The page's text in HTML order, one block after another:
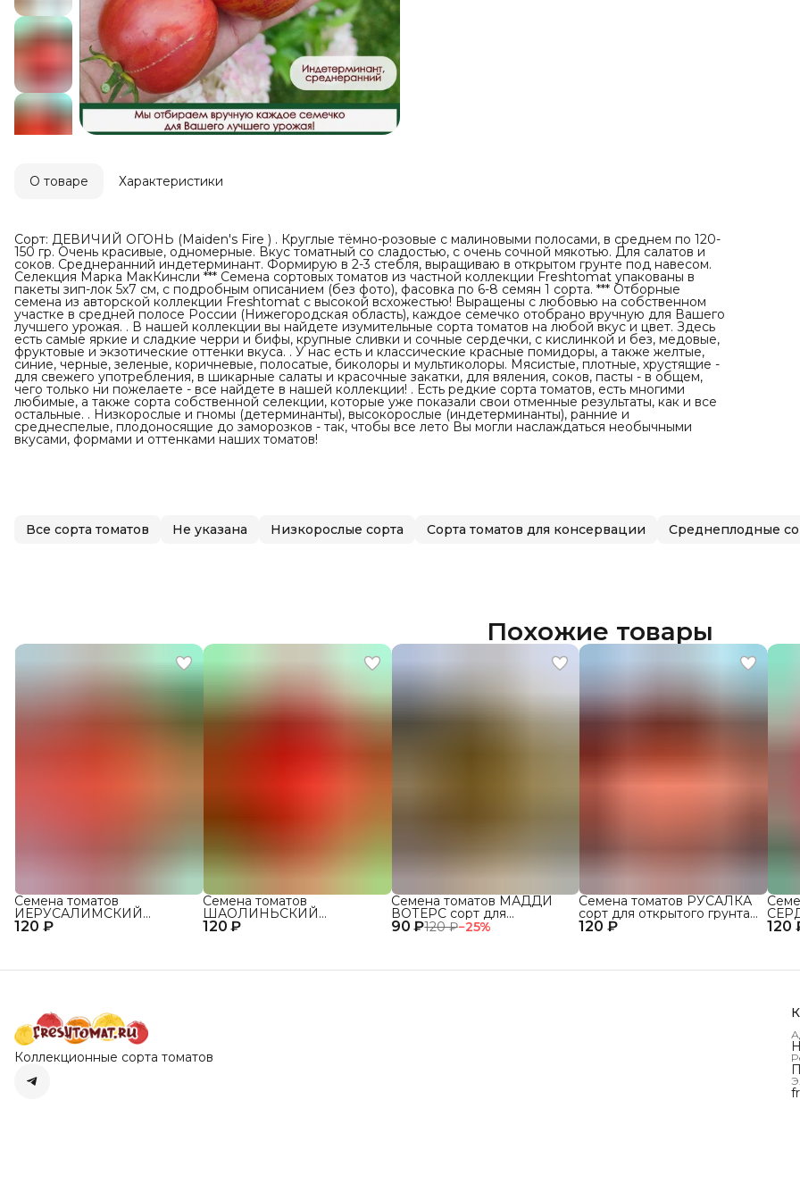
О товаре Характеристики
Сорт: ДЕВИЧИЙ ОГОНЬ (Maiden's Fire ) . Круглые тёмно-розовые с малиновыми полосами, в среднем по 120-
150 гр. Очень красивые, одномерные. Вкус томатный со сладостью, с очень сочной мякотью. Для салатов и
соков. Среднеранний индетерминант. Формирую в 2-3 стебля, выращиваю в открытом грунте под навесом.
Селекция Марка МакКинсли *** Семена сортовых томатов из частной коллекции Freshtomat упакованы в
пакеты зип-лок 5х7 см, с подробным описанием (без фото), фасовка по 6-8 семян 1 сорта. *** Отборные
семена из авторской коллекции Freshtomat с высокой всхожестью! Выращены с любовью на собственном
участке в средней полосе России (Нижегородская область), каждое семечко отобрано вручную для Вашего
лучшего урожая. . В нашей коллекции вы найдете изумительные сорта томатов на любой вкус и цвет. Здесь
есть самые яркие и сладкие черри и бифы, крупные сливки и сочные сердечки, с кислинкой и без, медовые,
фруктовые и экзотические оттенки вкуса. . У нас есть и классические красные помидоры, а также желтые,
синие, черные, зеленые, коричневые, полосатые, биколоры и мультиколоры. Мясистые, плотные, хрустящие -
для свежего употребления, в шикарные салаты и красочные закатки, для вяления, соков, пасты - в общем,
чего только ни пожелаете - все найдете в нашей коллекции! . Есть редкие сорта томатов, есть многими
любимые, а также сорта собственной селекции, которые уже показали свои отменные результаты, как и все
остальные. . Низкорослые и гномы (детерминанты), высокорослые (индетерминанты), ранние и
среднеспелые, плодоносящие до заморозков - так, чтобы все лето Вы могли наслаждаться необычными
вкусами, формами и оттенками наших томатов!
Все сорта томатов Не указана Низкорослые сорта Сорта томатов для консервации Среднеплодные
Похожие товары
120 ₽
Семена томатов
ИЕРУСАЛИМСКИЙ
ГИГАНТ сорт для открытого 120 ₽
Семена томатов
ШАОЛИНЬСКИЙ
ВЕЛИКАН сорт для 90 ₽120 ₽−25%
Семена томатов МАДДИ
ВОТЕРС сорт для
открытого грунта и теплиц 120 ₽
Семена томатов РУСАЛКА
сорт для открытого грунта
и теплиц 120
сорт
Коллекционные сорта томатов